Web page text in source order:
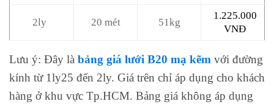
2ly 20 mét 51kg
1.225.000
VNĐ
Lưu ý: Đây là bảng giá lưới B20 mạ kẽm với đường
kính từ 1ly25 đến 2ly. Giá trên chỉ áp dụng cho khách
hàng ở khu vực Tp.HCM. Bảng giá không áp dụng